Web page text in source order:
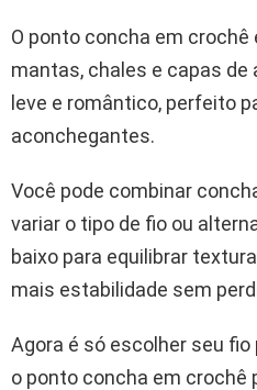
O ponto concha em crochê
mantas, chales e capas de
leve e romântico, perfeito
aconchegantes.
Você pode combinar
variar o tipo de fio ou
baixo para equilibrar
mais estabilidade sem
Agora é só escolher seu
o ponto concha em crochê